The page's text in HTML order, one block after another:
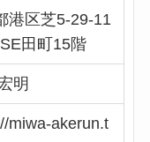
港区芝5-29-11
田町15階
明
miwa-akerun.t